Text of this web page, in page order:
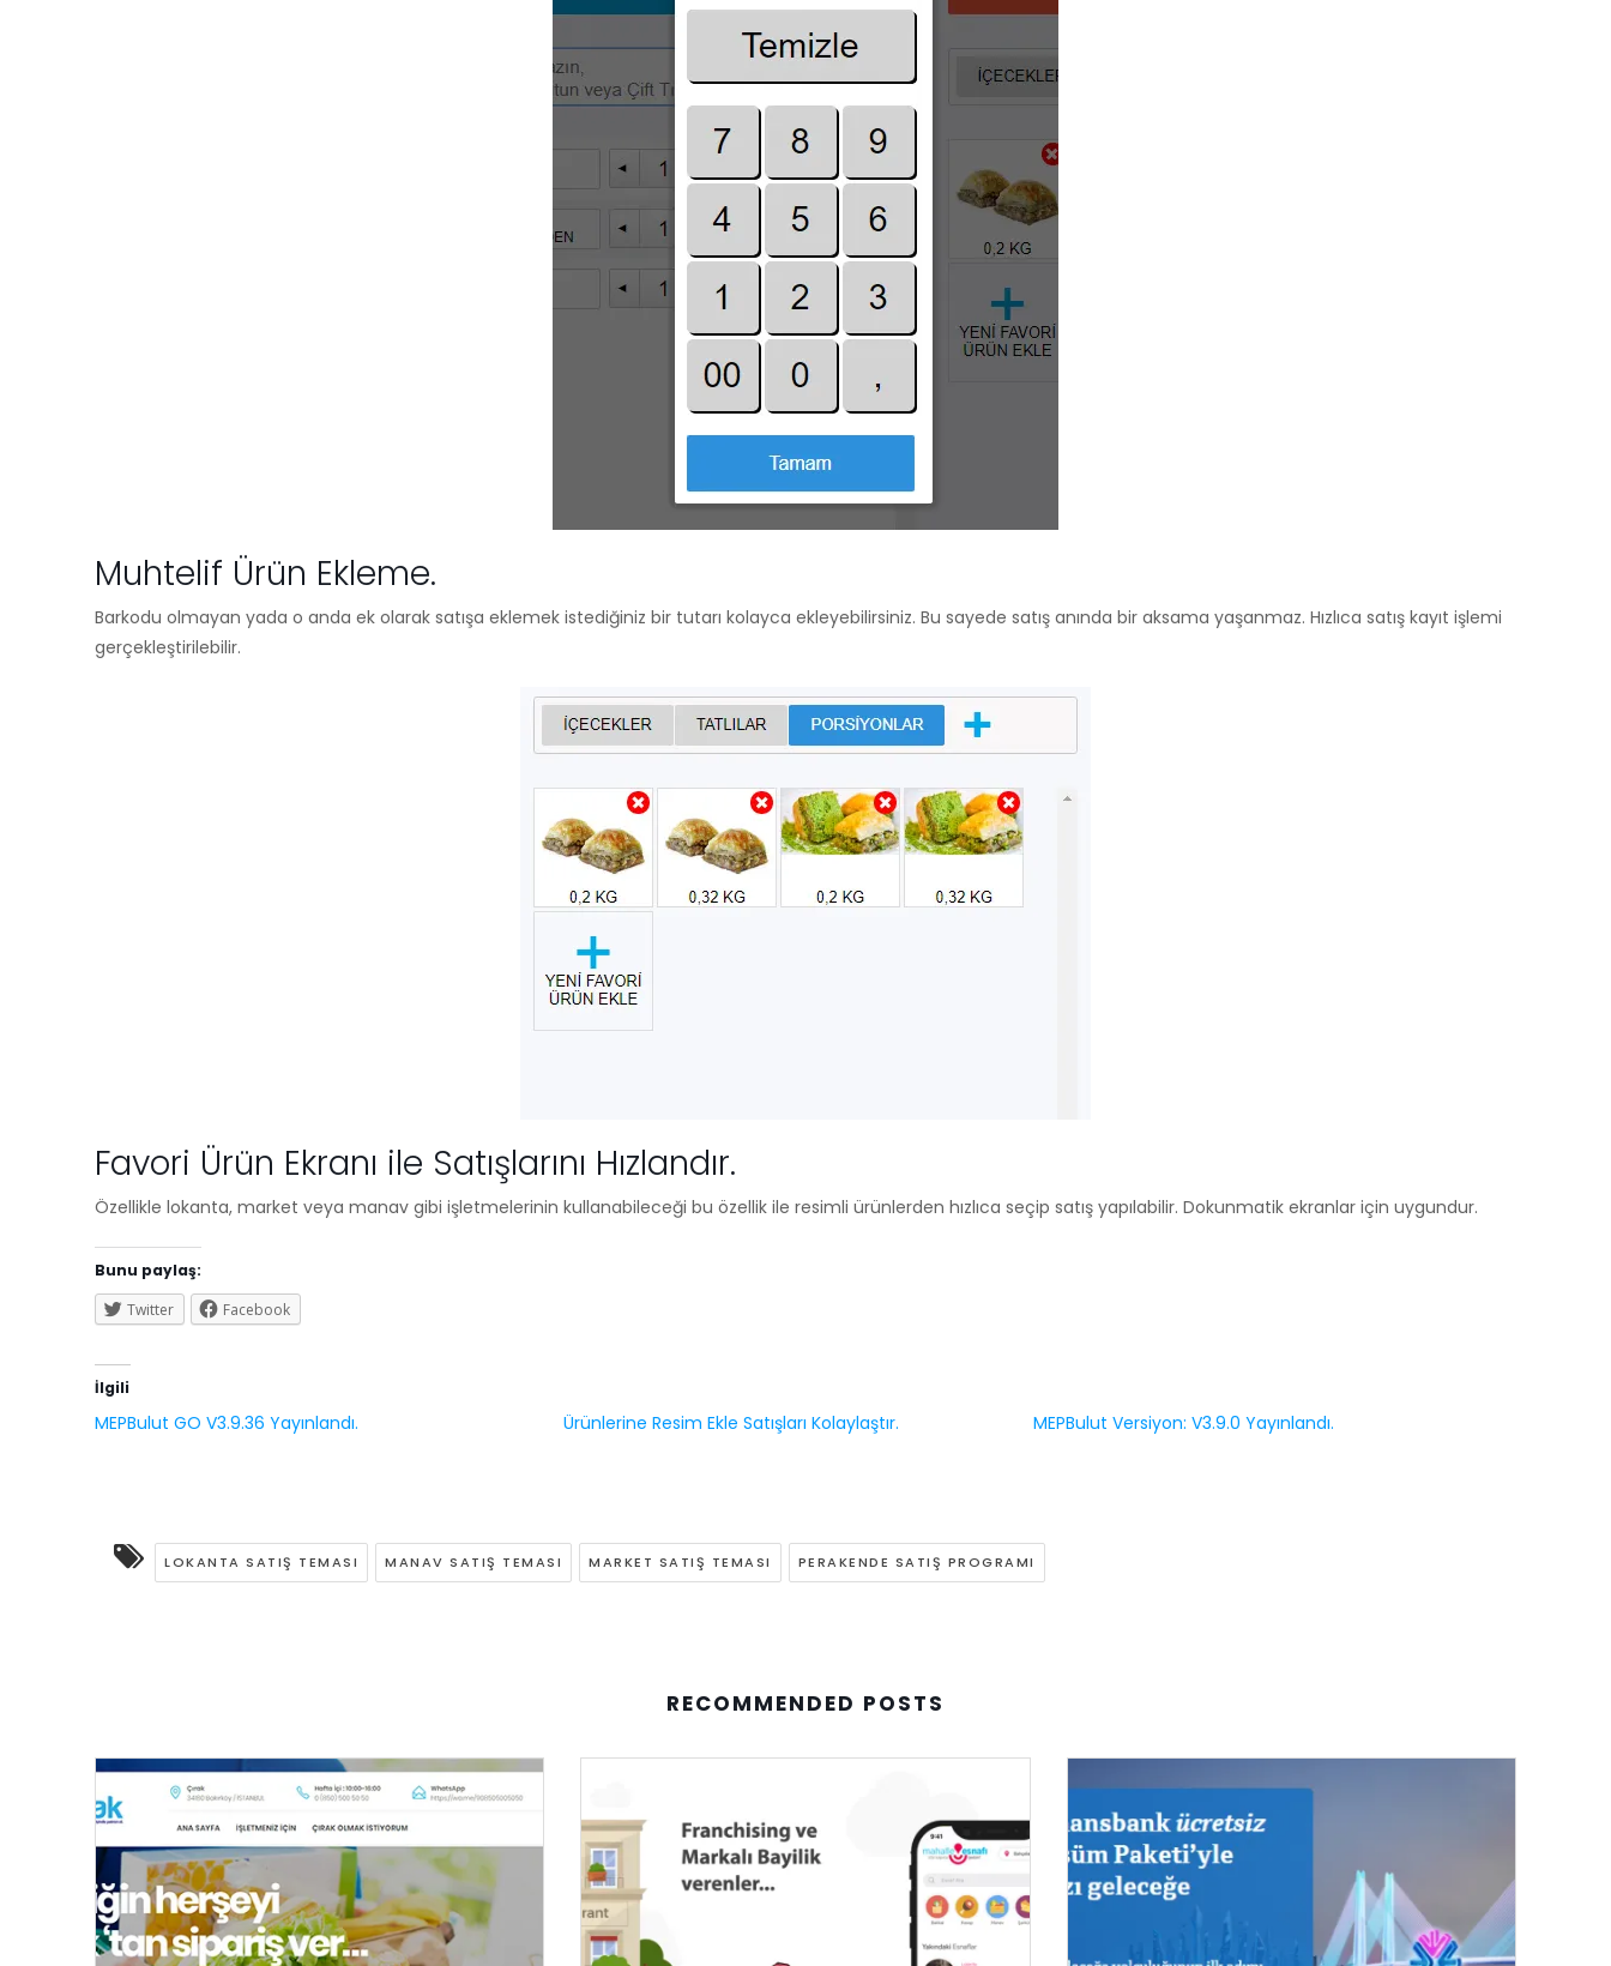
Muhtelif Ürün Ekleme.
Barkodu olmayan yada o anda ek olarak satışa eklemek istediğiniz bir tutarı kolayca ekleyebilirsiniz. Bu sayede satış anında bir aksama yaşanmaz. Hızlıca satış kayıt işlemi
gerçekleştirilebilir.
Favori Ürün Ekranı ile Satışlarını Hızlandır.
Özellikle lokanta, market veya manav gibi işletmelerinin kullanabileceği bu özellik ile resimli ürünlerden hızlıca seçip satış yapılabilir. Dokunmatik ekranlar için uygundur.
Bunu paylaş:
Twitter
Facebook
İlgili
MEPBulut GO V3.9.36 Yayınlandı. Ürünlerine Resim Ekle Satışları Kolaylaştır. MEPBulut Versiyon: V3.9.0 Yayınlandı.
LOKANTA SATIŞ TEMASI MANAV SATIŞ TEMASI MARKET SATIŞ TEMASI PERAKENDE SATIŞ PROGRAMI
RECOMMENDED POSTS